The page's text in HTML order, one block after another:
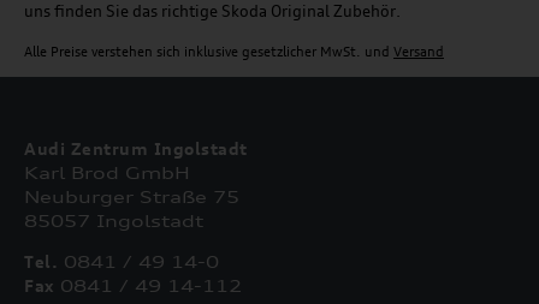
uns finden Sie das richtige Skoda Original Zubehör.
Alle Preise verstehen sich inklusive gesetzlicher MwSt. und Versand
Audi Zentrum Ingolstadt
Karl Brod GmbH
Neuburger Straße 75
85057 Ingolstadt
Tel. 0841 / 49 14-0
Fax 0841 / 49 14-112